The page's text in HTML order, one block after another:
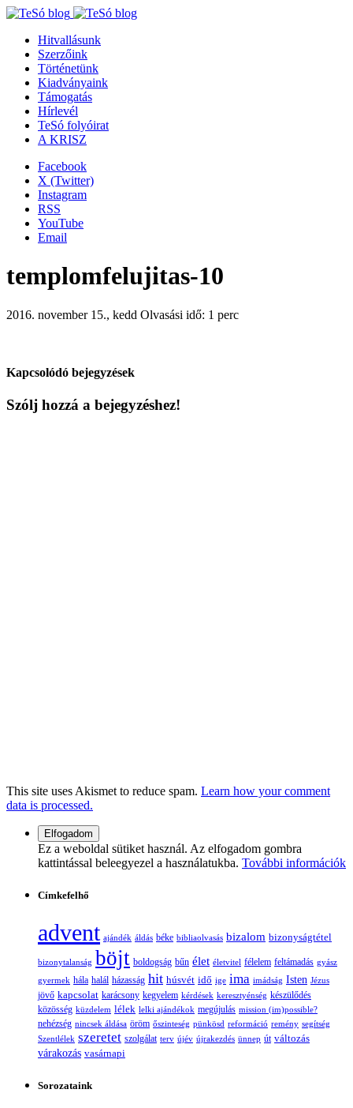
Hitvallásunk
Szerzőink
Történetünk
Kiadványaink
Támogatás
Hírlevél
TeSó folyóirat
A KRISZ
Facebook
X (Twitter)
Instagram
RSS
YouTube
Email
templomfelujitas-10
2016. november 15., kedd Olvasási idő: 1 perc
Kapcsolódó bejegyzések
Szólj hozzá a bejegyzéshez!
This site uses Akismet to reduce spam. Learn how your comment
data is processed.
Ez a weboldal sütiket használ. Az elfogadom gombra
kattintással beleegyezel a használatukba. További információk
Címkefelhő
advent ajándék áldás béke bibliaolvasás bizalom bizonyságtétel
bizonytalanság böjt boldogság bűn élet életvitel félelem feltámadás gyász
gyermek hála halál házasság hit húsvét idő ige ima imádság Isten Jézus
jövő kapcsolat karácsony kegyelem kérdések keresztyénség készülődés
közösség küzdelem lélek lelki ajándékok megújulás mission (im)possible?
nehézség nincsek áldása öröm őszinteség pünkösd reformáció remény segítség
Szentlélek szeretet szolgálat terv újév újrakezdés ünnep út változás
várakozás vasárnapi
Sorozataink